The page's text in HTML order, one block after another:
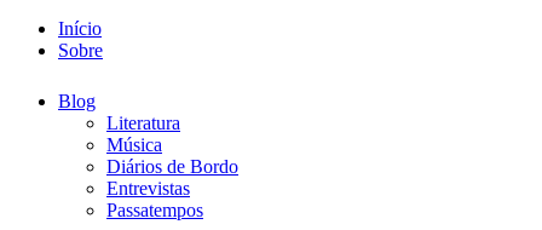
Início
Sobre
Blog
Literatura
Música
Diários de Bordo
Entrevistas
Passatempos